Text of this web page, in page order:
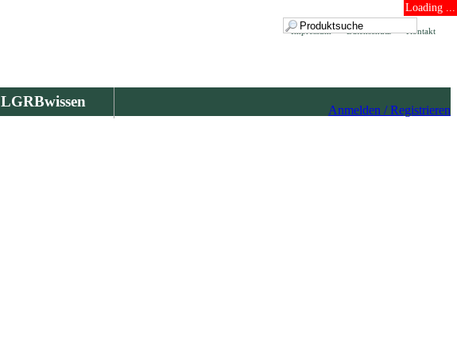
Loading ...
Kontakt
Datenschutz
Impressum
LGRBwissen
Anmelden / Registrieren